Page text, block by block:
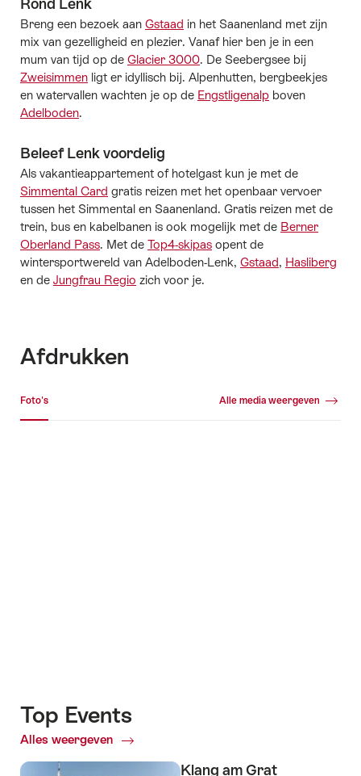
Rond Lenk
Breng een bezoek aan Gstaad in het Saanenland met zijn
mix van gezelligheid en plezier. Vanaf hier ben je in een
mum van tijd op de Glacier 3000. De Seebergsee bij
Zweisimmen ligt er idyllisch bij. Alpenhutten, bergbeekjes
en watervallen wachten je op de Engstligenalp boven
Adelboden.
Beleef Lenk voordelig
Als vakantieappartement of hotelgast kun je met de
Simmental Card gratis reizen met het openbaar vervoer
tussen het Simmental en Saanenland. Gratis reizen met de
trein, bus en kabelbanen is ook mogelijk met de Berner
Oberland Pass. Met de Top4-skipas opent de
wintersportwereld van Adelboden-Lenk, Gstaad, Hasliberg
en de Jungfrau Regio zich voor je.
Afdrukken
Foto's Alle media weergeven
Top Events
Alles weergeven
Top
Klang am Grat